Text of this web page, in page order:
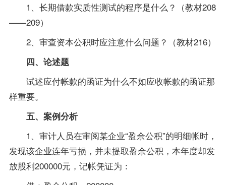
1、长期借款实质性测试的程序是什么？（教材208
——209）
2、审查资本公积时应注意什么问题？（教材216）
四、论述题
试述应付帐款的函证为什么不如应收帐款的函证那
样重要。
五、案例分析
1、审计人员在审阅某企业“盈余公积”的明细帐时，
发现该企业连年亏损，并未提取盈余公积，本年度却发
放股利200000元，记帐凭证为：